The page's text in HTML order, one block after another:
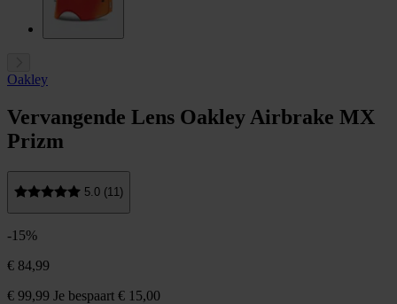
Oakley
Vervangende Lens Oakley Airbrake MX
Prizm
5.0 (11)
-15%
€ 84,99
€ 99,99 Je bespaart € 15,00